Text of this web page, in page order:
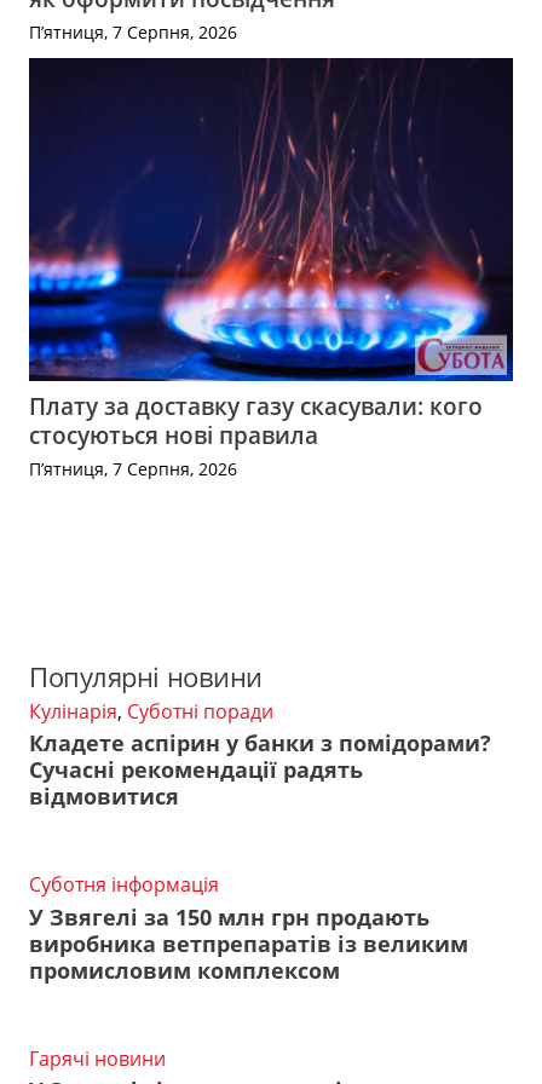
П’ятниця, 7 Серпня, 2026
Плату за доставку газу скасували: кого
стосуються нові правила
П’ятниця, 7 Серпня, 2026
Популярні новини
Кулінарія, Суботні поради
Кладете аспірин у банки з помідорами?
Сучасні рекомендації радять
відмовитися
Суботня інформація
У Звягелі за 150 млн грн продають
виробника ветпрепаратів із великим
промисловим комплексом
Гарячі новини